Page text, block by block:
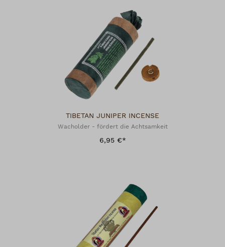
TIBETAN JUNIPER INCENSE
Wacholder - fördert die Achtsamkeit
6,95 €*